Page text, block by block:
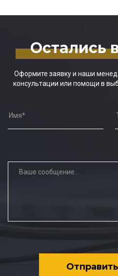
Остались
Оформите заявку и наши
консультации или помощи в